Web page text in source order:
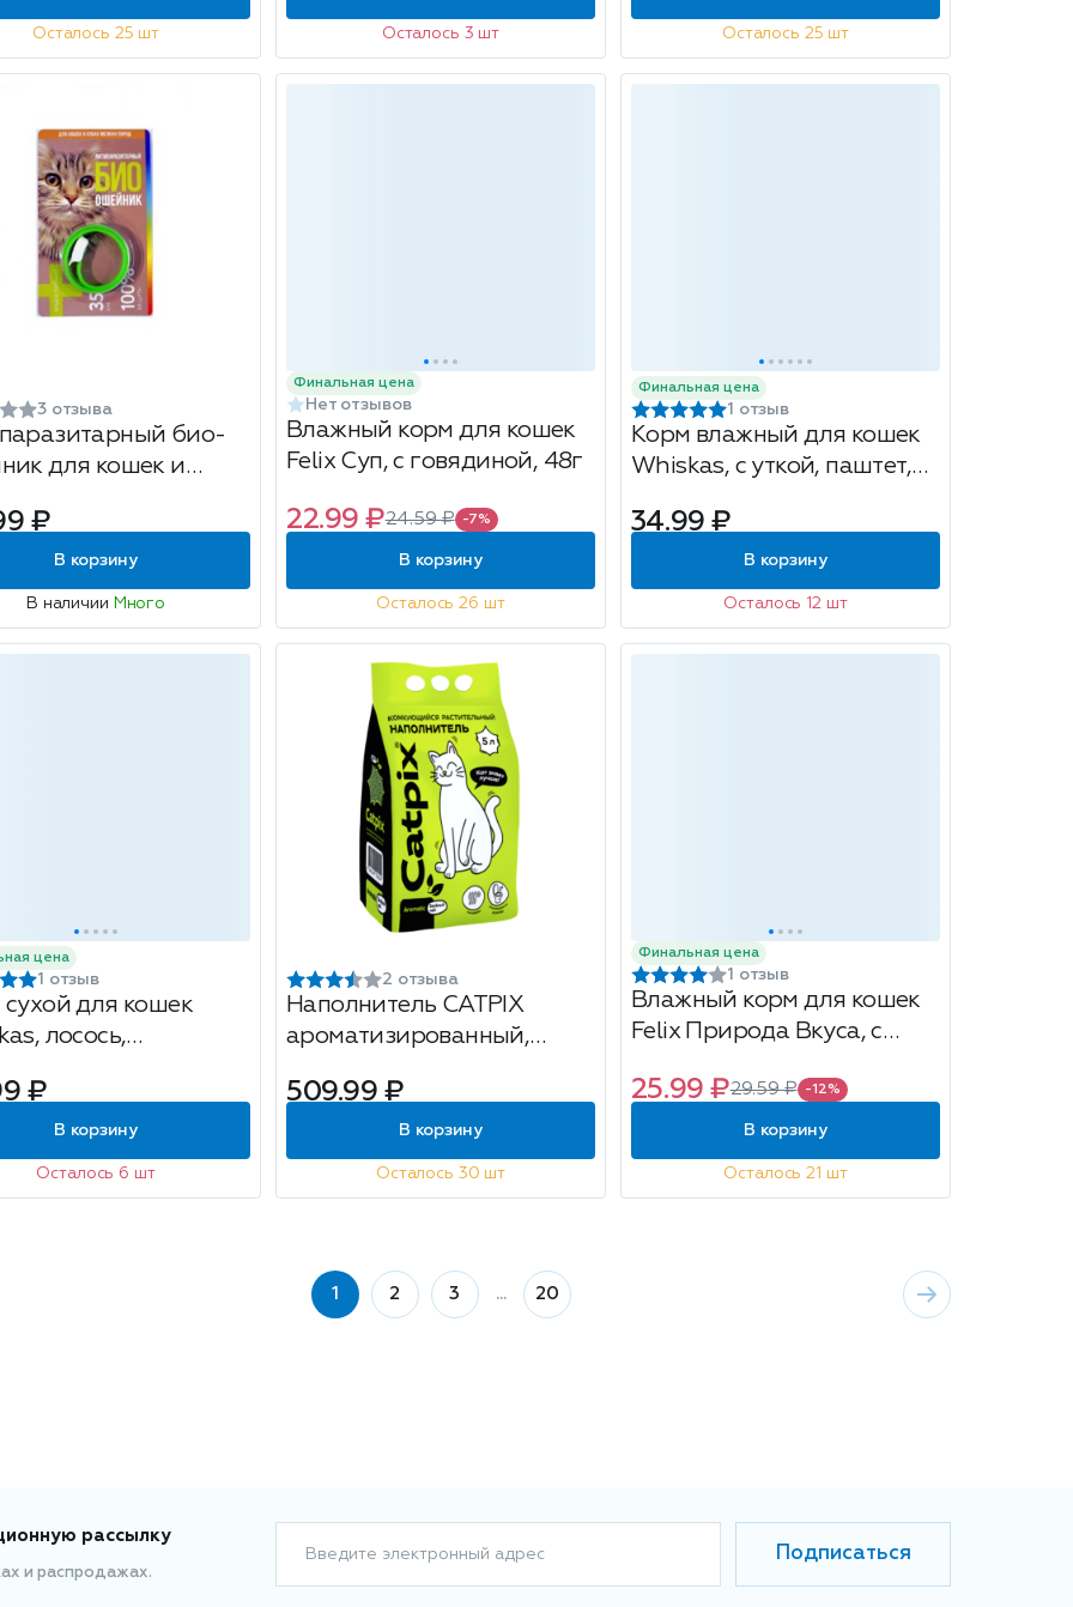
Осталось 25 шт Осталось 3 шт Осталось 25 шт
3 отзыва
био-
для кошек и
клещей, 35см
₽
В корзину
В наличии Много
Финальная цена
Нет отзывов
Влажный корм для кошек
Felix Суп, с говядиной, 48г
22.99 ₽24.59 ₽ -7%
В корзину
Осталось 26 шт
Финальная цена
1 отзыв
Корм влажный для кошек
Whiskas, с уткой, паштет,
34.99 ₽
В корзину
Осталось 12 шт
цена
1 отзыв
сухой для кошек
лосось,
₽
В корзину
Осталось 6 шт
2 отзыва
Наполнитель CATPIX
ароматизированный,
чай 5л
509.99 ₽
В корзину
Осталось 30 шт
Финальная цена
1 отзыв
Влажный корм для кошек
Felix Природа Вкуса, с
25.99 ₽29.59 ₽ -12%
В корзину
Осталось 21 шт
1 2 3 ... 20
рассылку
и распродажах.
Введите электронный адрес Подписаться